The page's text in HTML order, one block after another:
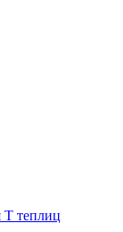
Т теплиц